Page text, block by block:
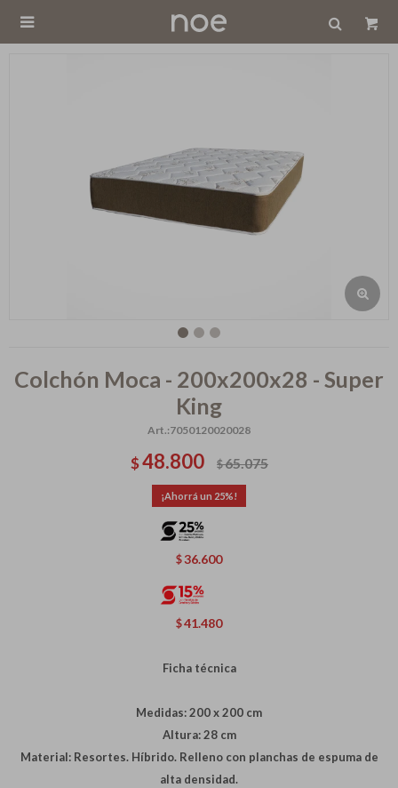

Colchón Moca - 200x200x28 - Super
King
7050120020028
$48.800 $65.075
25
$36.600
$41.480
Ficha técnica
Medidas: 200 x 200 cm
Altura: 28 cm
Material: Resortes. Híbrido. Relleno con planchas de espuma de
alta densidad.